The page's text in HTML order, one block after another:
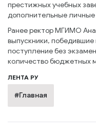
престижных учебных
дополнительные
Ранее ректор МГИМО
выпускники,
поступление без
количество бюджетных
ЛЕНТА РУ
#Главная